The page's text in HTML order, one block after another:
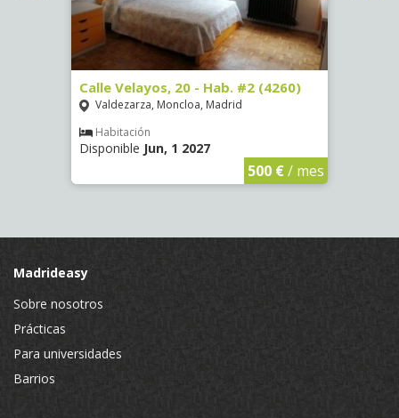
Calle Velayos, 20 - Hab. #2 (4260)
Valdezarza, Moncloa, Madrid
Habitación
Disponible Jun, 1 2027
500 €/ mes
Madrideasy
Sobre nosotros
Prácticas
Para universidades
Barrios